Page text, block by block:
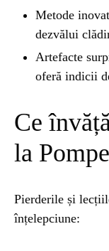
Metode
dezvălui
Artefacte
oferă indicii
Ce
la
Pierderile și
înțelepciune: